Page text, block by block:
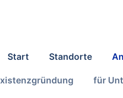
Start Standorte
für